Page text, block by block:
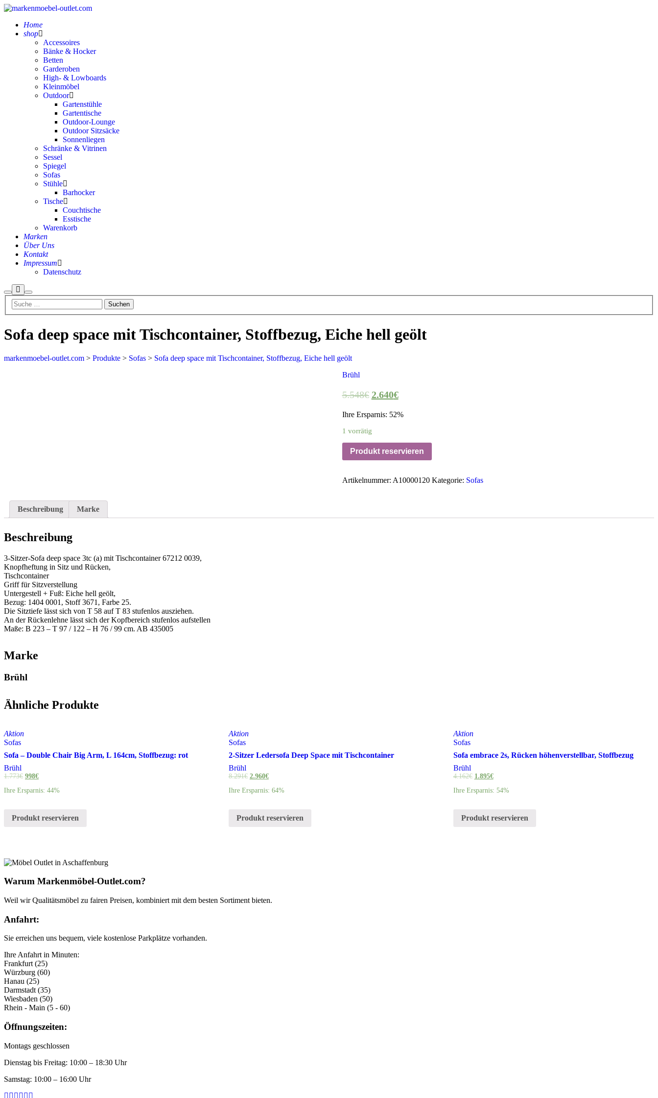
Home
shop
Accessoires
Bänke & Hocker
Betten
Garderoben
High- & Lowboards
Kleinmöbel
Outdoor
Gartenstühle
Gartentische
Outdoor-Lounge
Outdoor Sitzsäcke
Sonnenliegen
Schränke & Vitrinen
Sessel
Spiegel
Sofas
Stühle
Barhocker
Tische
Couchtische
Esstische
Warenkorb
Marken
Über Uns
Kontakt
Impressum
Datenschutz
Suchen
Mehr
InfoHauptmenü
Sofa deep space mit Tischcontainer, Stoffbezug, Eiche hell geölt
markenmoebel-outlet.com > Produkte > Sofas > Sofa deep space mit Tischcontainer, Stoffbezug, Eiche hell geölt
Brühl
5.548€ 2.640€
Ihre Ersparnis: 52%
1 vorrätig
Produkt reservieren
Artikelnummer: A10000120 Kategorie: Sofas
Beschreibung Marke
Beschreibung
3-Sitzer-Sofa deep space 3tc (a) mit Tischcontainer 67212 0039,
Knopfheftung in Sitz und Rücken,
Tischcontainer
Griff für Sitzverstellung
Untergestell + Fuß: Eiche hell geölt,
Bezug: 1404 0001, Stoff 3671, Farbe 25.
Die Sitztiefe lässt sich von T 58 auf T 83 stufenlos ausziehen.
An der Rückenlehne lässt sich der Kopfbereich stufenlos aufstellen
Maße: B 223 – T 97 / 122 – H 76 / 99 cm. AB 435005
Marke
Brühl
Ähnliche Produkte
Aktion
Sofas
Sofa – Double Chair Big Arm, L 164cm, Stoffbezug: rot
Brühl
1.773€ 998€
Ihre Ersparnis: 44%
Produkt reservieren
Aktion
Sofas
2-Sitzer Ledersofa Deep Space mit Tischcontainer
Brühl
8.291€ 2.960€
Ihre Ersparnis: 64%
Produkt reservieren
Aktion
Sofas
Sofa embrace 2s, Rücken höhenverstellbar, Stoffbezug
Brühl
4.162€ 1.895€
Ihre Ersparnis: 54%
Produkt reservieren
Warum Markenmöbel-Outlet.com?
Weil wir Qualitätsmöbel zu fairen Preisen, kombiniert mit dem besten Sortiment bieten.
Anfahrt:
Sie erreichen uns bequem, viele kostenlose Parkplätze vorhanden.
Ihre Anfahrt in Minuten:
Frankfurt (25)
Würzburg (60)
Hanau (25)
Darmstadt (35)
Wiesbaden (50)
Rhein - Main (5 - 60)
Öffnungszeiten:
Montags geschlossen
Dienstag bis Freitag: 10:00 – 18:30 Uhr
Samstag: 10:00 – 16:00 Uhr